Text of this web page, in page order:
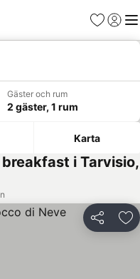
Favoriter
Logga
Gäster och rum
2 gäster, 1 rum
Karta
i Tarvisio,
Dela